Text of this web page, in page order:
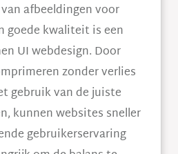
afbeeldingen voor
goede kwaliteit is een
UI webdesign. Door
zonder verlies
gebruik van de juiste
kunnen websites sneller
gebruikerservaring